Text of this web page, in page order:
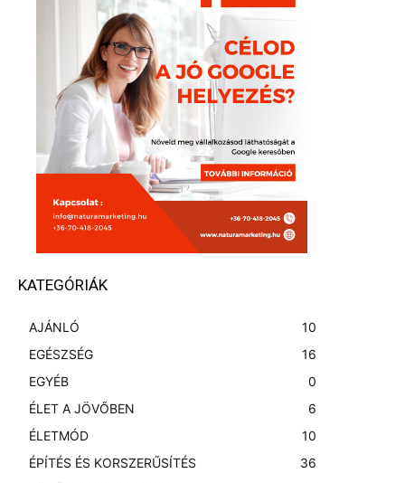
KATEGÓRIÁK
AJÁNLÓ
10
EGÉSZSÉG
16
EGYÉB
0
ÉLET A JÖVŐBEN
6
ÉLETMÓD
10
ÉPÍTÉS ÉS KORSZERŰSÍTÉS
36